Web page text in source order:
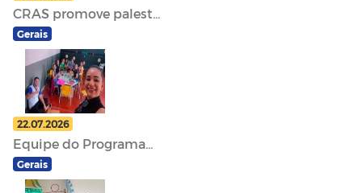
CRAS promove palest...
Gerais
22.07.2026
Equipe do Programa...
Gerais